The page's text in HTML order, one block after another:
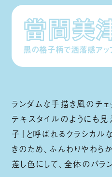
當間美
黒の格子柄で洒落感アッ
ランダムな手描き風のチェ
テキスタイルのようにも
子」と呼ばれるクラシカル
きのため、ふんわりやわら
差し色にして、全体のバラ